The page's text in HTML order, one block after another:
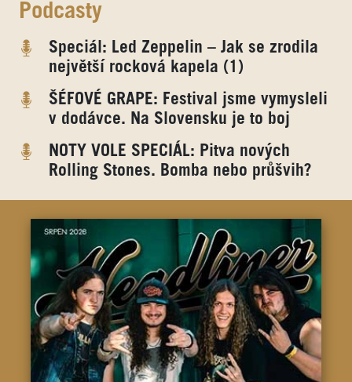
Podcasty
Speciál: Led Zeppelin – Jak se zrodila
největší rocková kapela (1)
ŠÉFOVÉ GRAPE: Festival jsme vymysleli
v dodávce. Na Slovensku je to boj
NOTY VOLE SPECIÁL: Pitva nových
Rolling Stones. Bomba nebo průšvih?